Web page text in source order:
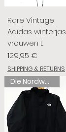
Rare Vintage
Adidas winterjas
vrouwen L
Preis
129,95 €
SHIPPING & RETURNS
Die Nordwand